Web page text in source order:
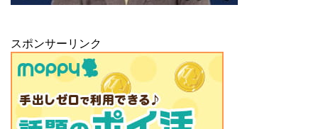
スポンサーリンク